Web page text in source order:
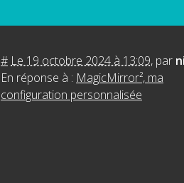
# Le 19 octobre 2024 à 13:09, par
En réponse à : MagicMirror², ma
configuration personnalisée